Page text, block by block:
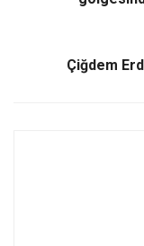
Çiğdem